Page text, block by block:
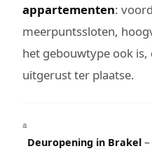
appartementen:
meerpuntssloten,
het gebouwtype ook
uitgerust ter plaatse.
Deuropening in Brakel–